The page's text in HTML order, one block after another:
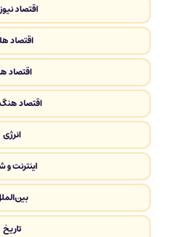
اقتصاد
اقتصاد
اقتصاد
اقتصاد
انرژی
اینترنت و
تاریخ